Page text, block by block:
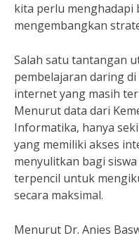
kita perlu menghadapi
mengembangkan
Salah satu tantangan
pembelajaran daring
internet yang masih
Menurut data dari
Informatika, hanya
yang memiliki akses
menyulitkan bagi
terpencil untuk
secara maksimal.
Menurut Dr. Anies